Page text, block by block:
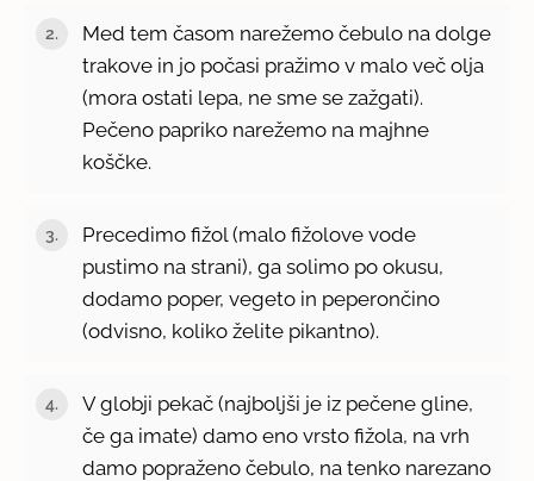
Med tem časom narežemo čebulo na dolge
trakove in jo počasi pražimo v malo več olja
(mora ostati lepa, ne sme se zažgati).
Pečeno papriko narežemo na majhne
koščke.
Precedimo fižol (malo fižolove vode
pustimo na strani), ga solimo po okusu,
dodamo poper, vegeto in peperončino
(odvisno, koliko želite pikantno).
V globji pekač (najboljši je iz pečene gline,
če ga imate) damo eno vrsto fižola, na vrh
damo popraženo čebulo, na tenko narezano